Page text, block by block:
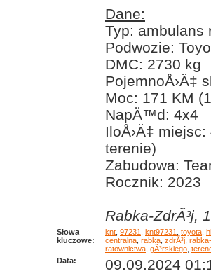
Dane:
Typ: ambulans
Podwozie:
DMC: 2730 kg
PojemnoÅ›Ä‡
Moc: 171 KM
NapÄ™d: 4x4
IloÅ›Ä‡
terenie)
Zabudowa:
Rocznik: 2023
Rabka-ZdrÃ³j,
Słowa
kluczowe:
knt 97231 knt97231 toyota
centralna rabka zdrÃ³j
ratownictwa gÃ³rskiego
Data:
09.09.2024